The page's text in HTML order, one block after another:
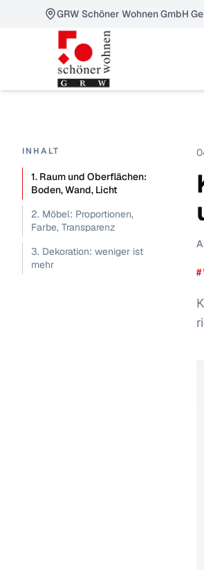
GRW Schöner Wohnen GmbH
INHALT
1. Raum und Oberflächen:
Boden, Wand, Licht
2. Möbel: Proportionen,
Farbe, Transparenz
3. Dekoration: weniger ist
mehr
#